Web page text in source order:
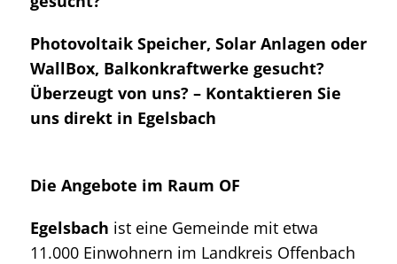
Photovoltaik Speicher, Solar Anlagen oder
WallBox, Balkonkraftwerke gesucht?
Überzeugt von uns? – Kontaktieren Sie
uns direkt in Egelsbach
Die Angebote im Raum OF
Egelsbach ist eine Gemeinde mit etwa
11.000 Einwohnern im Landkreis Offenbach